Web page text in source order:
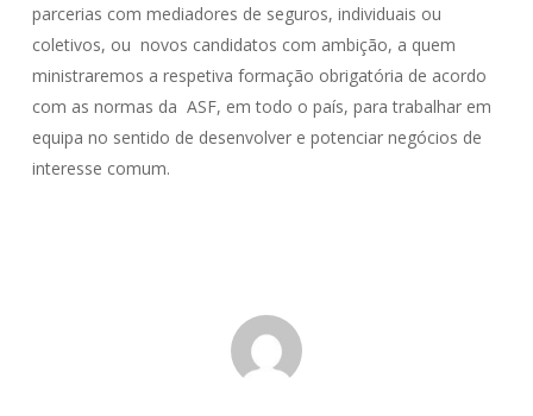
parcerias com mediadores de seguros, individuais ou
coletivos, ou novos candidatos com ambição, a quem
ministraremos a respetiva formação obrigatória de acordo
com as normas da ASF, em todo o país, para trabalhar em
equipa no sentido de desenvolver e potenciar negócios de
interesse comum.